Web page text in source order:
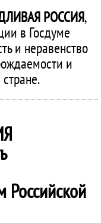
РОССИЯ,
в Госдуме
и неравенство
и
Российской